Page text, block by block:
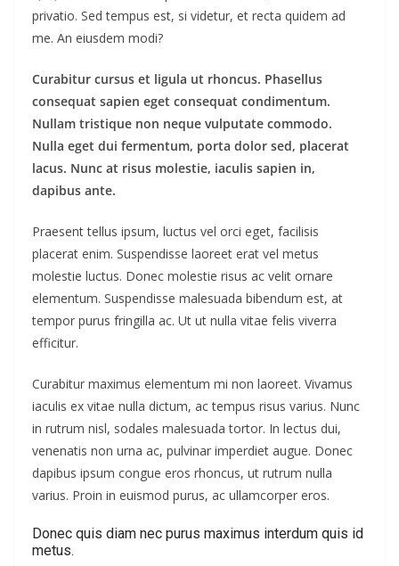
privatio. Sed tempus est, si videtur, et recta quidem ad
me. An eiusdem modi?
Curabitur cursus et ligula ut rhoncus. Phasellus
consequat sapien eget consequat condimentum.
Nullam tristique non neque vulputate commodo.
Nulla eget dui fermentum, porta dolor sed, placerat
lacus. Nunc at risus molestie, iaculis sapien in,
dapibus ante.
Praesent tellus ipsum, luctus vel orci eget, facilisis
placerat enim. Suspendisse laoreet erat vel metus
molestie luctus. Donec molestie risus ac velit ornare
elementum. Suspendisse malesuada bibendum est, at
tempor purus fringilla ac. Ut ut nulla vitae felis viverra
efficitur.
Curabitur maximus elementum mi non laoreet. Vivamus
iaculis ex vitae nulla dictum, ac tempus risus varius. Nunc
in rutrum nisl, sodales malesuada tortor. In lectus dui,
venenatis non urna ac, pulvinar imperdiet augue. Donec
dapibus ipsum congue eros rhoncus, ut rutrum nulla
varius. Proin in euismod purus, ac ullamcorper eros.
Donec quis diam nec purus maximus interdum quis id
metus.